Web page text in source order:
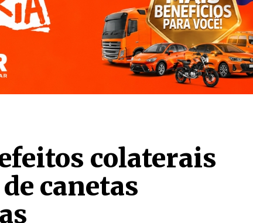
colaterais
canetas